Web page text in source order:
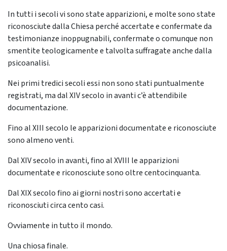
In tutti i secoli vi sono state apparizioni, e molte sono state
riconosciute dalla Chiesa perché accertate e confermate da
testimonianze inoppugnabili, confermate o comunque non
smentite teologicamente e talvolta suffragate anche dalla
psicoanalisi.
Nei primi tredici secoli essi non sono stati puntualmente
registrati, ma dal XIV secolo in avanti c’è attendibile
documentazione.
Fino al XIII secolo le apparizioni documentate e riconosciute
sono almeno venti.
Dal XIV secolo in avanti, fino al XVIII le apparizioni
documentate e riconosciute sono oltre centocinquanta.
Dal XIX secolo fino ai giorni nostri sono accertati e
riconosciuti circa cento casi.
Ovviamente in tutto il mondo.
Una chiosa finale.